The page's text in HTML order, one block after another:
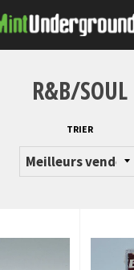
R&B/SOUL
TRIER